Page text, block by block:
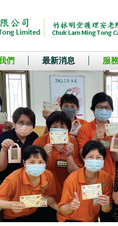
們 最新消息 服